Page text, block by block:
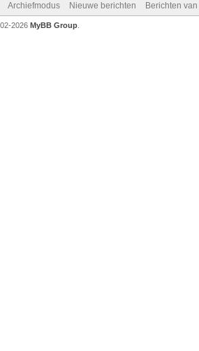
Archiefmodus Nieuwe berichten Berichten
2026 MyBB Group